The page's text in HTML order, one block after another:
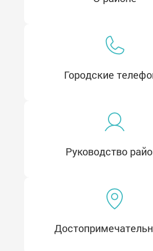
Городские
Руководство
Вокзалы